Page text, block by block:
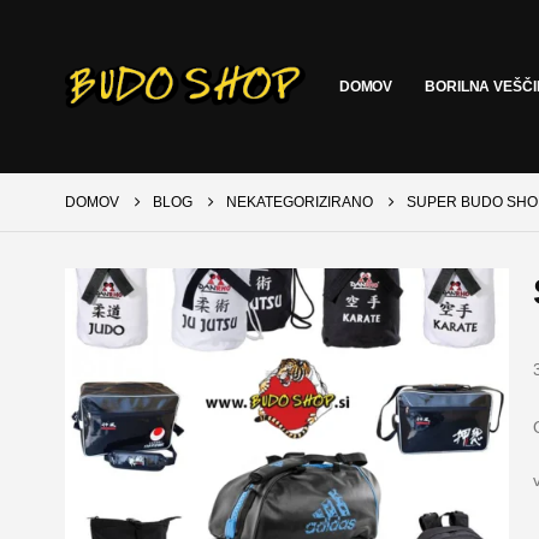
DOMOV BORILNA
DOMOV BLOG NEKATEGORIZIRANO SUPER BUDO